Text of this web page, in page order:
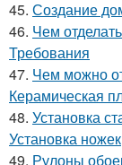
45. Создание
46. Чем
Требования
47. Чем можно
Керамическая
48. Установка
Установка ножек
49. Рулоны